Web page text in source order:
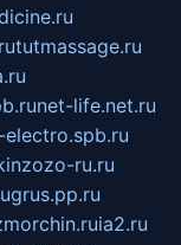
tutmassage.ru
net-life.net.ru
ru.ru
ia2.ru